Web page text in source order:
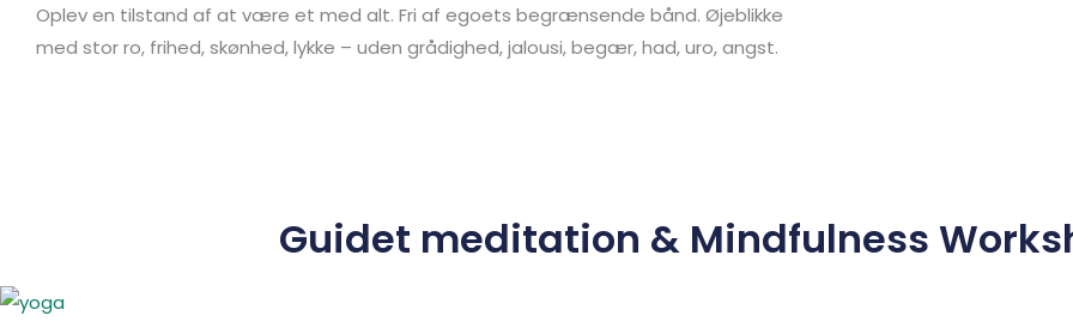
Oplev en tilstand af at være et med alt. Fri af egoets begrænsende bånd. Øjeblikke
med stor ro, frihed, skønhed, lykke – uden grådighed, jalousi, begær, had, uro, angst.
Guidet meditation & Mindfulness